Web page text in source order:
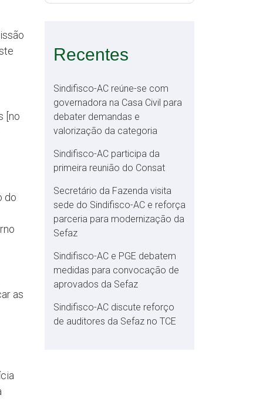
[no
do
as
Recentes
Sindifisco-AC reúne-se com
governadora na Casa Civil para
debater demandas e
valorização da categoria
Sindifisco-AC participa da
primeira reunião do Consat
Secretário da Fazenda visita
sede do Sindifisco-AC e reforça
parceria para modernização da
Sefaz
Sindifisco-AC e PGE debatem
medidas para convocação de
aprovados da Sefaz
Sindifisco-AC discute reforço
de auditores da Sefaz no TCE